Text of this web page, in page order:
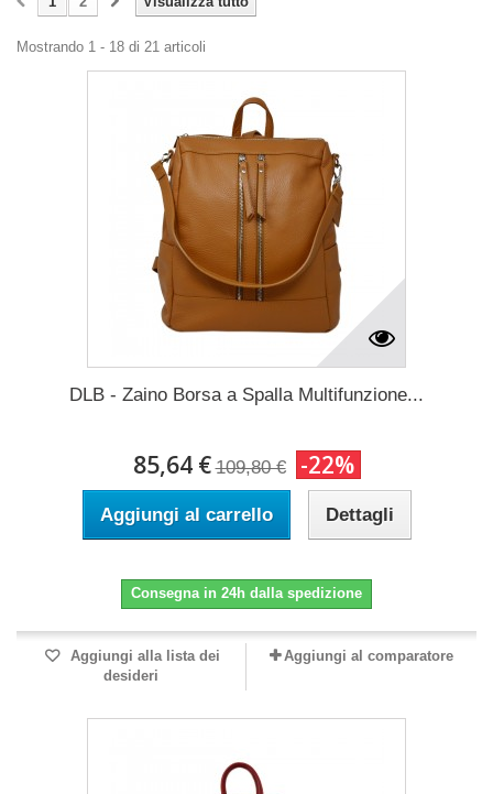
Mostrando 1 - 18 di 21 articoli
DLB - Zaino Borsa a Spalla Multifunzione...
85,64 € 109,80 € -22%
Aggiungi al carrello Dettagli
Consegna in 24h dalla spedizione
Aggiungi alla lista dei
desideri
Aggiungi al comparatore